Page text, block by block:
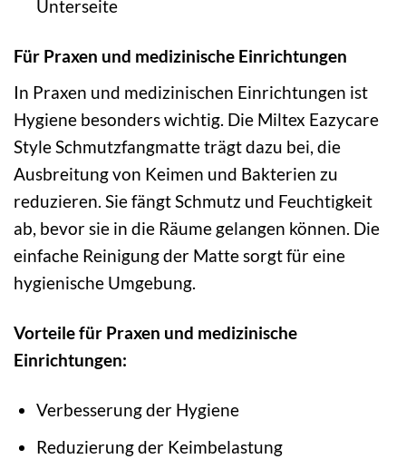
Unterseite
Für Praxen und medizinische Einrichtungen
In Praxen und medizinischen Einrichtungen ist
Hygiene besonders wichtig. Die Miltex Eazycare
Style Schmutzfangmatte trägt dazu bei, die
Ausbreitung von Keimen und Bakterien zu
reduzieren. Sie fängt Schmutz und Feuchtigkeit
ab, bevor sie in die Räume gelangen können. Die
einfache Reinigung der Matte sorgt für eine
hygienische Umgebung.
Vorteile für Praxen und medizinische
Einrichtungen:
Verbesserung der Hygiene
Reduzierung der Keimbelastung